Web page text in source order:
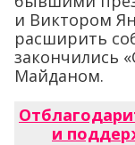
и Виктором
расширить
закончились
Майданом.
и